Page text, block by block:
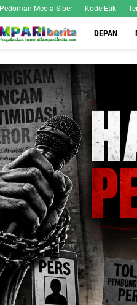
Pedoman Media Siber Kode Etik
DEPAN